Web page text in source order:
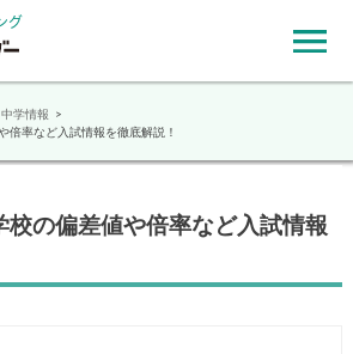
グ
中学情報
倍率など入試情報を徹底解説！
校の偏差値や倍率など入試情